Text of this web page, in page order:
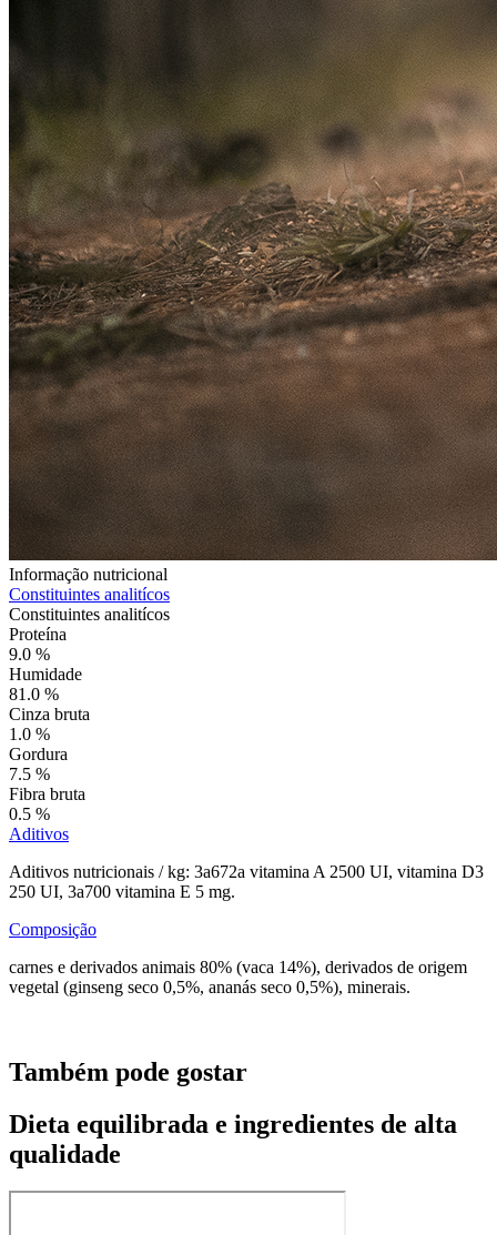
Informação nutricional
Constituintes analitícos
Constituintes analitícos
Proteína
9.0 %
Humidade
81.0 %
Cinza bruta
1.0 %
Gordura
7.5 %
Fibra bruta
0.5 %
Aditivos
Aditivos nutricionais / kg: 3a672a vitamina A 2500 UI, vitamina D3
250 UI, 3a700 vitamina E 5 mg.
Composição
carnes e derivados animais 80% (vaca 14%), derivados de origem
vegetal (ginseng seco 0,5%, ananás seco 0,5%), minerais.
Também pode gostar
Dieta equilibrada e ingredientes de alta
qualidade